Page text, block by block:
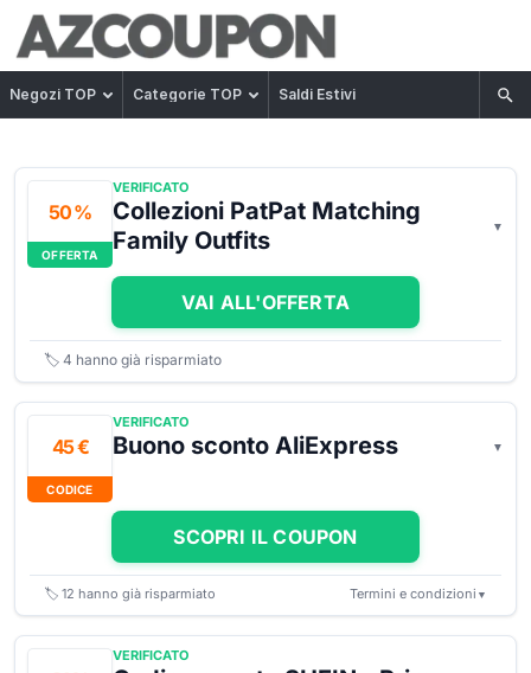
Negozi TOP Categorie TOP Saldi Estivi
50 %
OFFERTA
VERIFICATO
Collezioni PatPat Matching
Family Outfits
VAI ALL'OFFERTA
🏷️ 4 hanno già risparmiato
45 €
CODICE
VERIFICATO
Buono sconto AliExpress
SCOPRI IL COUPON
🏷️ 12 hanno già risparmiato Termini e condizioni ▼
VERIFICATO